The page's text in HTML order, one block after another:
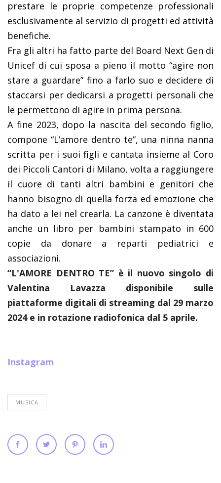
prestare le proprie competenze professionali
esclusivamente al servizio di progetti ed attività
benefiche.
Fra gli altri ha fatto parte del Board Next Gen di
Unicef di cui sposa a pieno il motto “agire non
stare a guardare” fino a farlo suo e decidere di
staccarsi per dedicarsi a progetti personali che
le permettono di agire in prima persona.
A fine 2023, dopo la nascita del secondo figlio,
compone “L’amore dentro te”, una ninna nanna
scritta per i suoi figli e cantata insieme al Coro
dei Piccoli Cantori di Milano, volta a raggiungere
il cuore di tanti altri bambini e genitori che
hanno bisogno di quella forza ed emozione che
ha dato a lei nel crearla. La canzone è diventata
anche un libro per bambini stampato in 600
copie da donare a reparti pediatrici e
associazioni.
“L'AMORE DENTRO TE” è il nuovo singolo di
Valentina Lavazza disponibile sulle
piattaforme digitali di streaming dal 29 marzo
2024 e in rotazione radiofonica dal 5 aprile.
Instagram
MUSICA